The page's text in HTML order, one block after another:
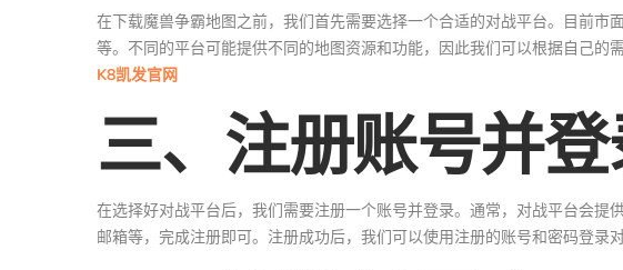
在下载魔兽争霸地图之前，我们首先需要选择一个合适的对战平台。目前市
等。不同的平台可能提供不同的地图资源和功能，因此我们可以根据自己的
K8凯发官网
三、注册账号并
在选择好对战平台后，我们需要注册一个账号并登录。通常，对战平台会提
邮箱等，完成注册即可。注册成功后，我们可以使用注册的账号和密码登录对